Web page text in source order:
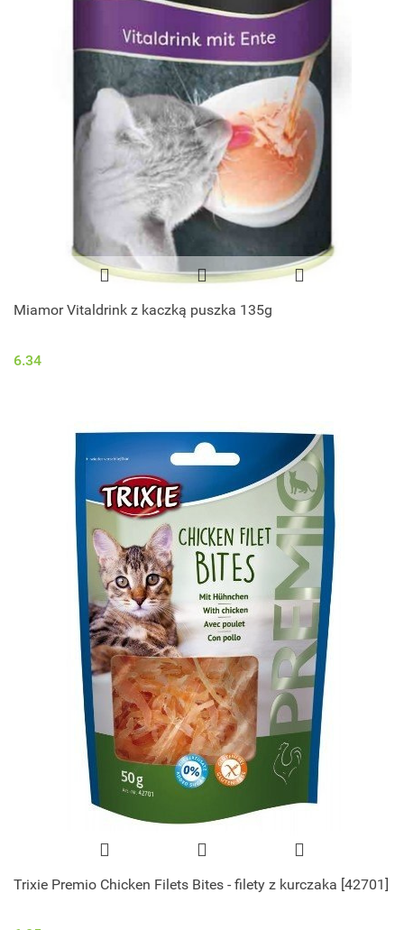
Miamor Vitaldrink z kaczką puszka 135g
6.34
Trixie Premio Chicken Filets Bites - filety z kurczaka [42701]